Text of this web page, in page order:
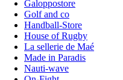
Galoppostore
Golf and co
Handball-Store
House of Rugby
La sellerie de Maé
Made in Paradis
Nauti-wave